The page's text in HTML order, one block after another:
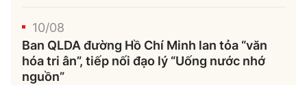
10/08
Ban QLDA đường Hồ Chí Minh lan tỏa “văn
hóa tri ân”, tiếp nối đạo lý “Uống nước nhớ
nguồn”